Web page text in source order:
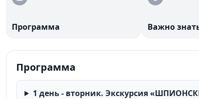
Программа Важно
Программа
1 день - вторник. Экскурсия